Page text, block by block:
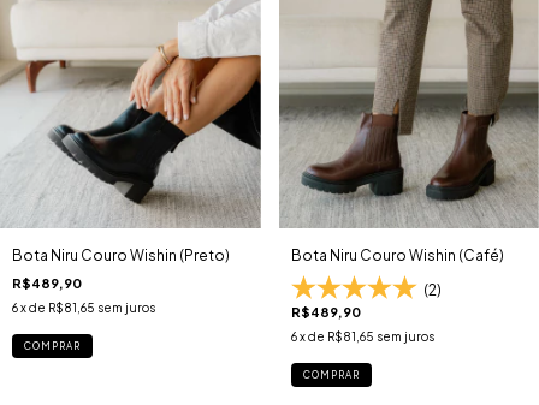
Bota Niru Couro Wishin (Preto)
R$489,90
6x de R$81,65 sem juros
COMPRAR
Bota Niru Couro Wishin (Café)
(2)
R$489,90
6 x de R$81,65 sem juros
COMPRAR